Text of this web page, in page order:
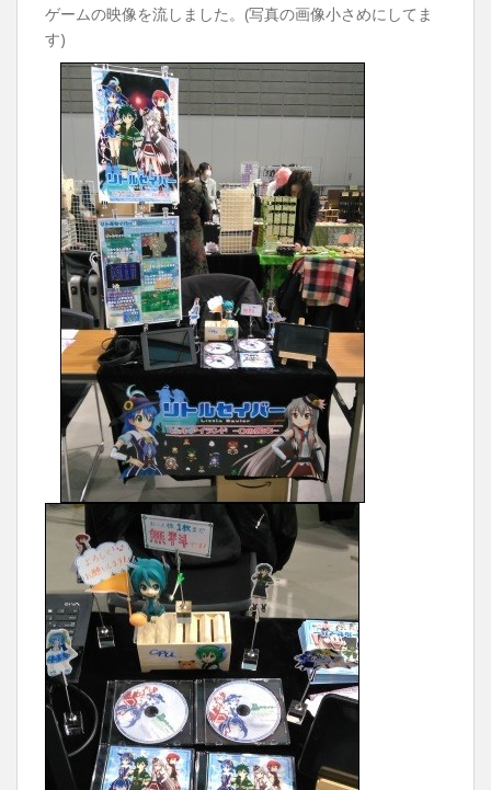
ゲームの映像を流しました。(写真の画像小さめにしてま
す)